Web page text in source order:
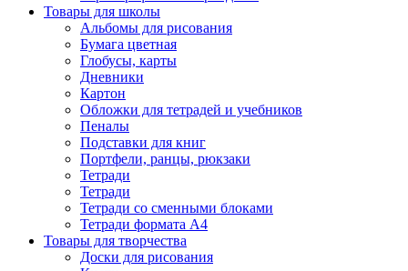
Товары для школы
Альбомы для рисования
Бумага цветная
Глобусы, карты
Дневники
Картон
Обложки для тетрадей и учебников
Пеналы
Подставки для книг
Портфели, ранцы, рюкзаки
Тетради
Тетради
Тетради со сменными блоками
Тетради формата А4
Товары для творчества
Доски для рисования